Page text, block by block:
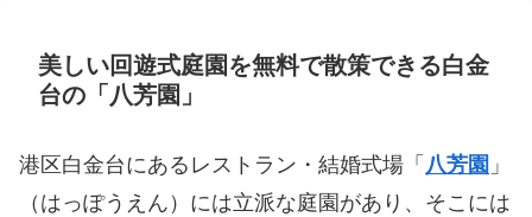
美しい回遊式庭園を無料で散策できる白金
台の「八芳園」
港区白金台にあるレストラン・結婚式場「 八芳園 」
（はっぽうえん）には立派な庭園があり、そこには